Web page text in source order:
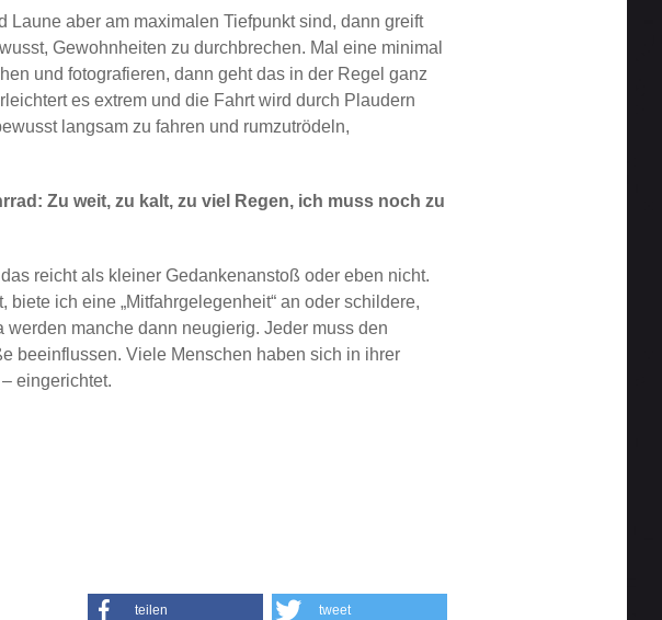
aber am maximalen Tiefpunkt sind, dann greift
Gewohnheiten zu durchbrechen. Mal eine minimal
und fotografieren, dann geht das in der Regel ganz
es extrem und die Fahrt wird durch Plaudern
langsam zu fahren und rumzutrödeln,
Zu weit, zu kalt, zu viel Regen, ich muss noch zu
reicht als kleiner Gedankenanstoß oder eben nicht.
ich eine „Mitfahrgelegenheit“ an oder schildere,
manche dann neugierig. Jeder muss den
beeinflussen. Viele Menschen haben sich in ihrer
eingerichtet.
teilen tweet